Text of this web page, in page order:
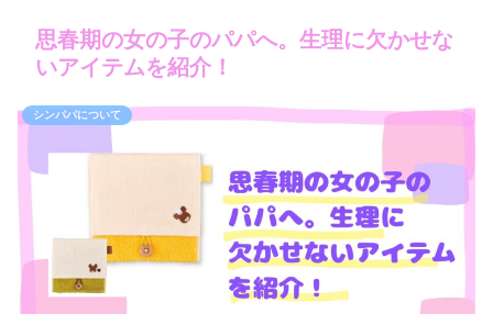
思春期の女の子のパパへ。生理に欠かせな
いアイテムを紹介！
シンパパについて